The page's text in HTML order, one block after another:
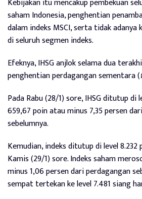
saham Indonesia, penghentian
dalam indeks MSCI, serta tidak adanya
di seluruh segmen indeks.
Efeknya, IHSG anjlok selama dua
penghentian perdagangan sementara (
Pada Rabu (28/1) sore, IHSG ditutup di
659,67 poin atau minus 7,35 persen
sebelumnya.
Kemudian, indeks ditutup di level 8.232
Kamis (29/1) sore. Indeks saham
minus 1,06 persen dari perdagangan
sempat tertekan ke level 7.481 siang